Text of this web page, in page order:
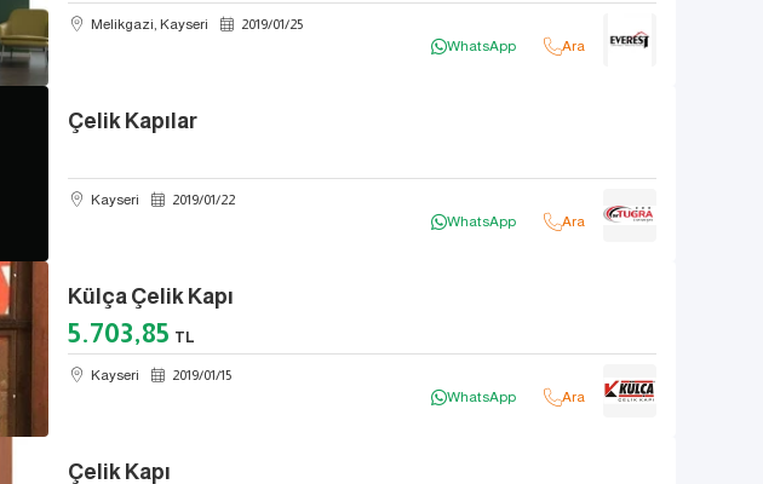
Melikgazi, Kayseri 2019/01/25
WhatsApp
Ara
Çelik Kapılar
Kayseri 2019/01/22
WhatsApp
Ara
Külça Çelik Kapı
5.703,85 TL
Kayseri 2019/01/15
WhatsApp
Ara
Çelik Kapı